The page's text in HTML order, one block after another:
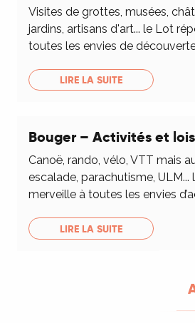
Visites de grottes, musées,
jardins, artisans d'art... le Lot
toutes les envies de
LIRE LA SUITE
Bouger – Activités et
Canoë, rando, vélo, VTT mais
escalade, parachutisme,
merveille à toutes les envies
LIRE LA SUITE